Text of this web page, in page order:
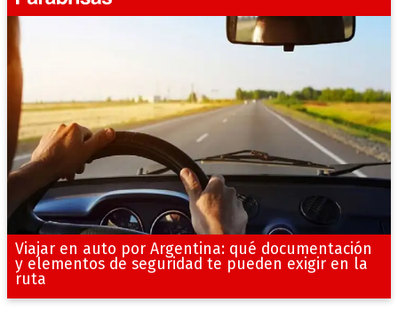
Viajar en auto por Argentina: qué documentación
y elementos de seguridad te pueden exigir en la
ruta